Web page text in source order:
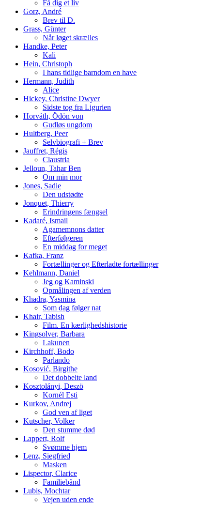
Få dig et liv
Gorz, André
Brev til D.
Grass, Günter
Når løget skrælles
Handke, Peter
Kali
Hein, Christoph
I hans tidlige barndom en have
Hermann, Judith
Alice
Hickey, Christine Dwyer
Sidste tog fra Ligurien
Horváth, Ödön von
Gudløs ungdom
Hultberg, Peer
Selvbiografi + Brev
Jauffret, Régis
Claustria
Jelloun, Tahar Ben
Om min mor
Jones, Sadie
Den udstødte
Jonquet, Thierry
Erindringens fængsel
Kadaré, Ismail
Agamemnons datter
Efterfølgeren
En middag for meget
Kafka, Franz
Fortællinger og Efterladte fortællinger
Kehlmann, Daniel
Jeg og Kaminski
Opmålingen af verden
Khadra, Yasmina
Som dag følger nat
Khair, Tabish
Film. En kærlighedshistorie
Kingsolver, Barbara
Lakunen
Kirchhoff, Bodo
Parlando
Kosović, Birgithe
Det dobbelte land
Kosztolányi, Deszö
Kornél Esti
Kurkov, Andrej
God ven af liget
Kutscher, Volker
Den stumme død
Lappert, Rolf
Svømme hjem
Lenz, Siegfried
Masken
Lispector, Clarice
Familiebånd
Lubis, Mochtar
Vejen uden ende